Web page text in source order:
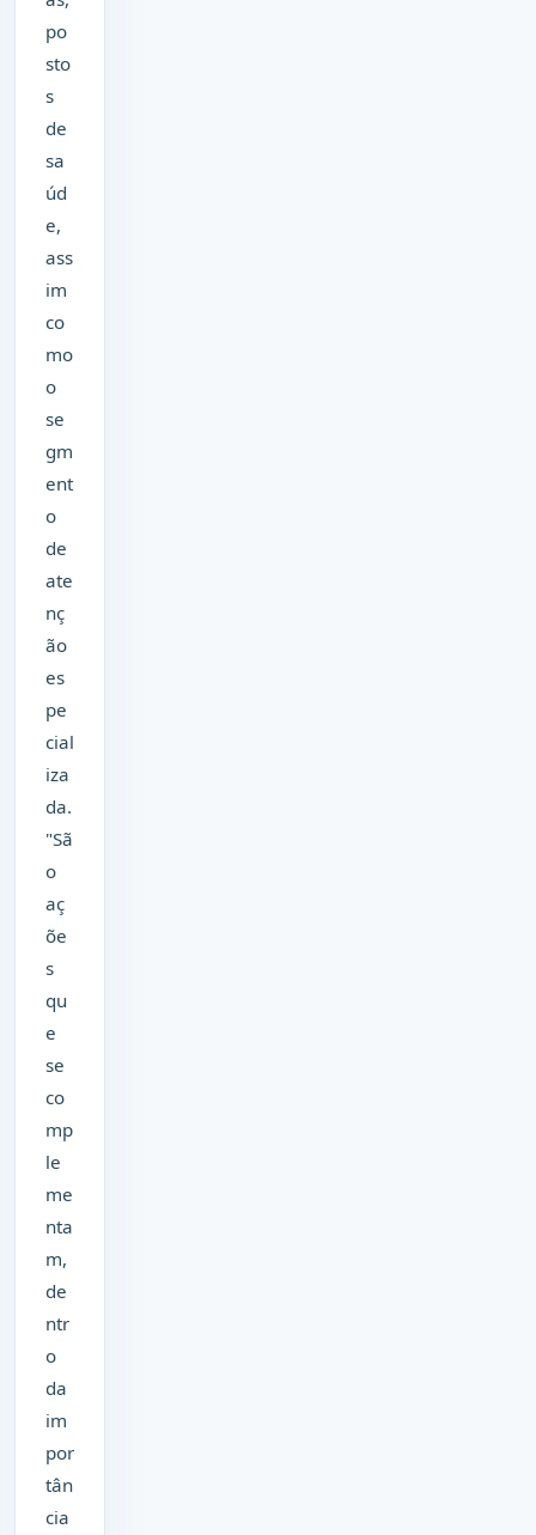
po
sto
s
de
sa
úd
e,
ass
im
co
mo
o
se
gm
ent
o
de
ate
nç
ão
es
pe
cial
iza
da.
"Sã
o
aç
õe
s
qu
e
se
co
mp
le
me
nta
m,
de
ntr
o
da
im
por
tân
cia